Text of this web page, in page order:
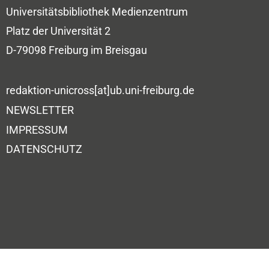
Universitätsbibliothek Medienzentrum
Platz der Universität 2
D-79098 Freiburg im Breisgau
redaktion-unicross[at]ub.uni-freiburg.de
NEWSLETTER
IMPRESSUM
DATENSCHUTZ